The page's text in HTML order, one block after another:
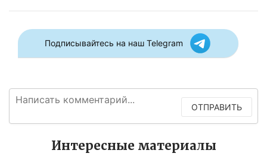
Подписывайтесь на наш Telegram
ОТПРАВИТЬ
Интересные материалы